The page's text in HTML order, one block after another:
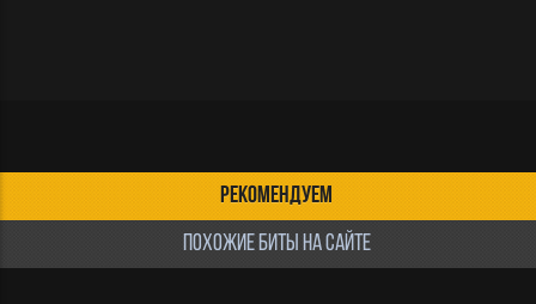
РЕКОМЕНДУЕМ
ПОХОЖИЕ БИТЫ НА САЙТЕ